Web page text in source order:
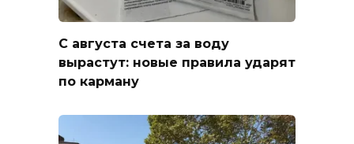
С августа счета за воду
вырастут: новые правила ударят
по карману